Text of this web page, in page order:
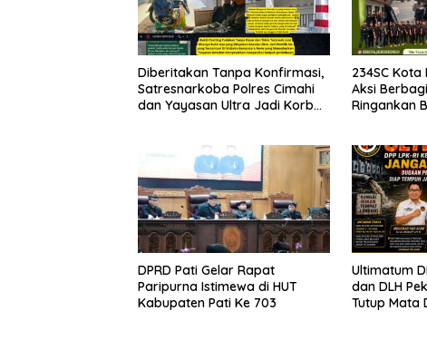
Diberitakan Tanpa Konfirmasi,
Satresnarkoba Polres Cimahi
dan Yayasan Ultra Jadi Korban
234SC
Aksi
Ringankan
DPRD Pati Gelar Rapat
Paripurna Istimewa di HUT
Kabupaten Pati Ke 703
Ultimatum
dan DLH
Tutup Mata